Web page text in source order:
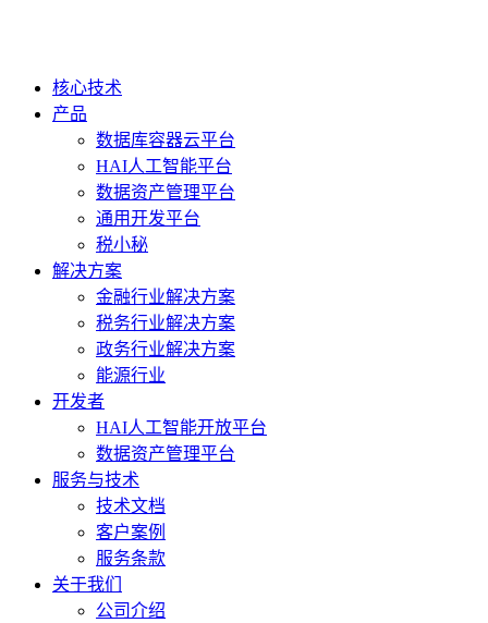
核心技术
产品
数据库容器云平台
HAI人工智能平台
数据资产管理平台
通用开发平台
税小秘
解决方案
金融行业解决方案
税务行业解决方案
政务行业解决方案
能源行业
开发者
HAI人工智能开放平台
数据资产管理平台
服务与技术
技术文档
客户案例
服务条款
关于我们
公司介绍